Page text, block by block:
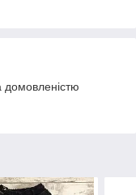
домовленістю